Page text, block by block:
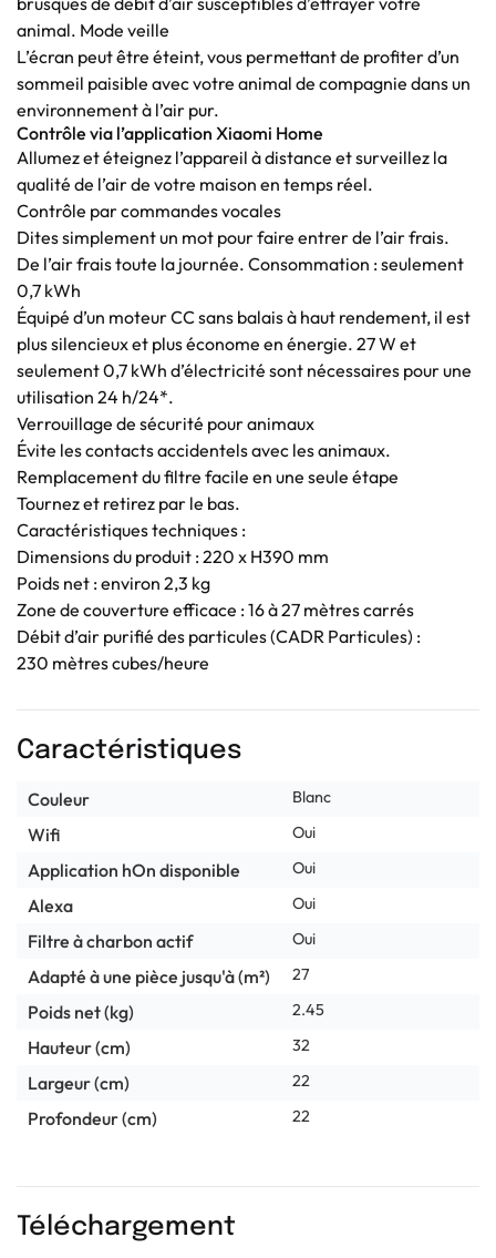
animal. Mode veille
L’écran peut être éteint, vous permettant de profiter d’un
sommeil paisible avec votre animal de compagnie dans un
environnement à l’air pur.
Contrôle via l’application Xiaomi Home
Allumez et éteignez l’appareil à distance et surveillez la
qualité de l’air de votre maison en temps réel.
Contrôle par commandes vocales
Dites simplement un mot pour faire entrer de l’air frais.
De l’air frais toute la journée. Consommation : seulement
0,7 kWh
Équipé d’un moteur CC sans balais à haut rendement, il est
plus silencieux et plus économe en énergie. 27 W et
seulement 0,7 kWh d’électricité sont nécessaires pour une
utilisation 24 h/24*.
Verrouillage de sécurité pour animaux
Évite les contacts accidentels avec les animaux.
Remplacement du filtre facile en une seule étape
Tournez et retirez par le bas.
Caractéristiques techniques :
Dimensions du produit : 220 x H390 mm
Poids net : environ 2,3 kg
Zone de couverture efficace : 16 à 27 mètres carrés
Débit d’air purifié des particules (CADR Particules) :
230 mètres cubes/heure
Caractéristiques
Couleur Blanc
Wifi Oui
Application hOn disponible Oui
Alexa Oui
Filtre à charbon actif Oui
Adapté à une pièce jusqu'à (m²) 27
Poids net (kg) 2.45
Hauteur (cm) 32
Largeur (cm) 22
Profondeur (cm) 22
Téléchargement